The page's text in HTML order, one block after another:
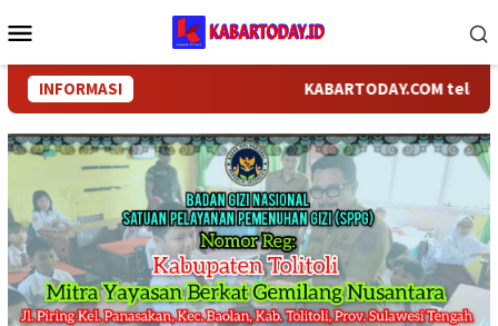
ke
Mobile
INFORMASI KABARTODAY.COM telah